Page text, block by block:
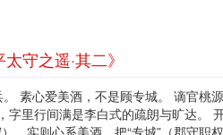
守之遥·其二》
素心爱美酒，不是顾专城。 谪官
里行间满是李白式的疏朗与旷达。
，实则心系美酒，把“专城”（郡